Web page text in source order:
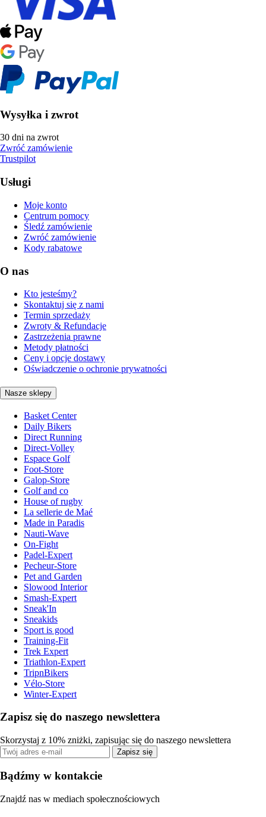
Wysyłka i zwrot
30 dni na zwrot
Zwróć zamówienie
Trustpilot
Usługi
Moje konto
Centrum pomocy
Śledź zamówienie
Zwróć zamówienie
Kody rabatowe
O nas
Kto jesteśmy?
Skontaktuj się z nami
Termin sprzedaży
Zwroty & Refundacje
Zastrzeżenia prawne
Metody płatności
Ceny i opcje dostawy
Oświadczenie o ochronie prywatności
Nasze sklepy
Basket Center
Daily Bikers
Direct Running
Direct-Volley
Espace Golf
Foot-Store
Galop-Store
Golf and co
House of rugby
La sellerie de Maé
Made in Paradis
Nauti-Wave
On-Fight
Padel-Expert
Pecheur-Store
Pet and Garden
Slowood Interior
Smash-Expert
Sneak'In
Sneakids
Sport is good
Training-Fit
Trek Expert
Triathlon-Expert
TripnBikers
Vélo-Store
Winter-Expert
Zapisz się do naszego newslettera
Skorzystaj z 10% zniżki, zapisując się do naszego newslettera
Zapisz się
Bądźmy w kontakcie
Znajdź nas w mediach społecznościowych